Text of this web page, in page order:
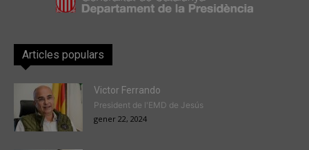
Articles populars
Victor Ferrando
President de l'EMD de Jesús
gener 22, 2024